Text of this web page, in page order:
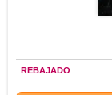
REBAJADO